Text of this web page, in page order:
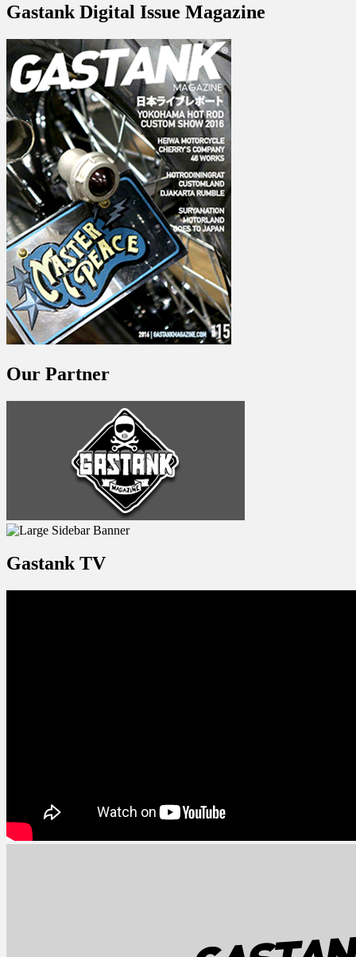
Gastank Digital Issue Magazine
Our Partner
Gastank TV